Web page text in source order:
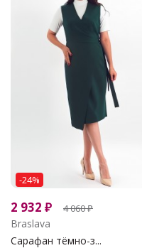
-24%
2 932 ₽ 4 060₽
Braslava
Сарафан тёмно-з...